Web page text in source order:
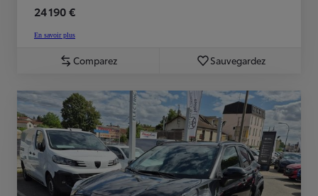
24 190 €
En savoir plus
Comparez Sauvegardez